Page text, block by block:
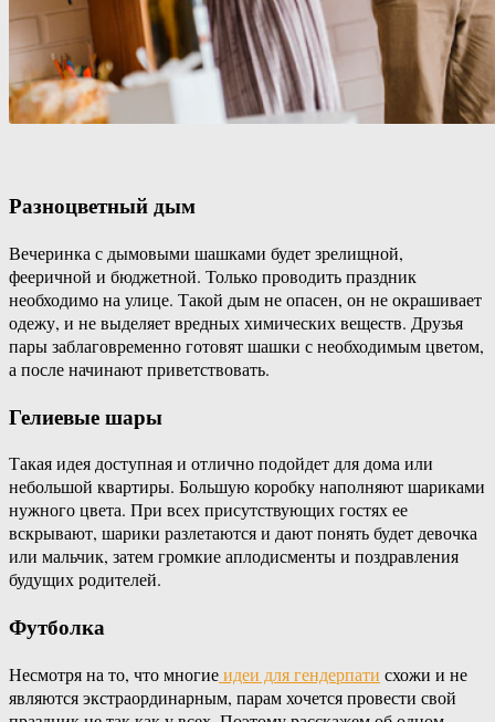
Разноцветный дым
Вечеринка с дымовыми шашками будет зрелищной,
фееричной и бюджетной. Только проводить праздник
необходимо на улице. Такой дым не опасен, он не окрашивает
одежу, и не выделяет вредных химических веществ. Друзья
пары заблаговременно готовят шашки с необходимым цветом,
а после начинают приветствовать.
Гелиевые шары
Такая идея доступная и отлично подойдет для дома или
небольшой квартиры. Большую коробку наполняют шариками
нужного цвета. При всех присутствующих гостях ее
вскрывают, шарики разлетаются и дают понять будет девочка
или мальчик, затем громкие аплодисменты и поздравления
будущих родителей.
Футболка
Несмотря на то, что многиеидеи для гендерпати схожи и не
являются экстраординарным, парам хочется провести свой